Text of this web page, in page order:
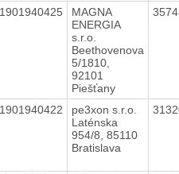
1901940425
MAGNA
ENERGIA
s.r.o.
Beethovenova
5/1810,
92101
Piešťany
1901940422
pe3xon s.r.o.
Laténska
954/8, 85110
Bratislava